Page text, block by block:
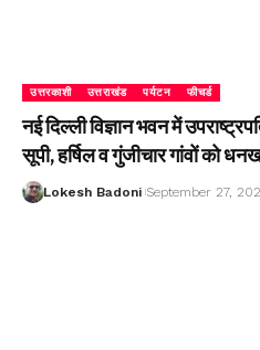
उत्तरकाशी उत्तराखंड पर्यटन फीचर्ड
नई दिल्ली विज्ञान भवन में
सूपी, हर्षिल व गुंजीचार गांवों को
Lokesh Badoni September 27,